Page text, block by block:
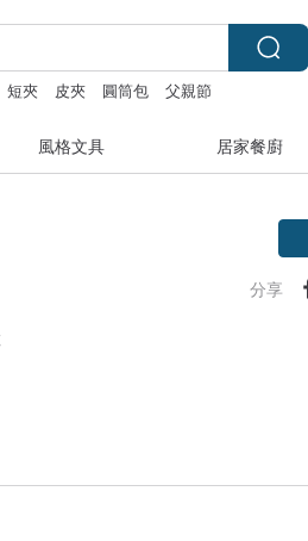
短夾 皮夾 圓筒包 父親節
風格文具 居家餐廚
分享